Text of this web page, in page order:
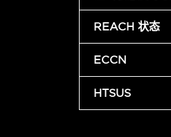
REACH 状态
ECCN
HTSUS